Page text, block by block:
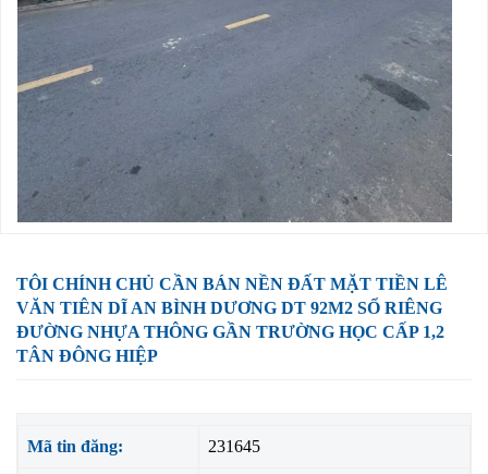
TÔI CHÍNH CHỦ CẦN BÁN NỀN ĐẤT MẶT TIỀN LÊ
VĂN TIÊN DĨ AN BÌNH DƯƠNG DT 92M2 SỔ RIÊNG
ĐƯỜNG NHỰA THÔNG GẦN TRƯỜNG HỌC CẤP 1,2
TÂN ĐÔNG HIỆP
Mã tin đăng: 231645